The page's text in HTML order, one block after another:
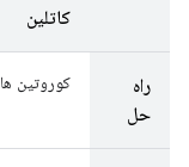
کاتلین
راه
حل
کوروتین ها